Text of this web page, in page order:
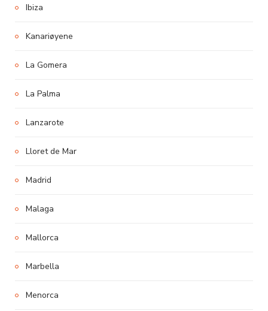
Ibiza
Kanariøyene
La Gomera
La Palma
Lanzarote
Lloret de Mar
Madrid
Malaga
Mallorca
Marbella
Menorca